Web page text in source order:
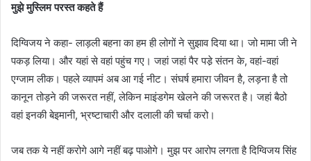
मुझे मुस्लिम परस्त कहते हैं
दिग्विजय ने कहा- लाड़ली बहना का हम ही लोगों ने सुझाव दिया था। जो मामा जी ने
पकड़ लिया। और यहां से वहां पहुंच गए। जहां जहां पैर पडे़ संतन के, वहां-वहां
एग्जाम लीक। पहले व्यापमं अब आ गई नीट। संघर्ष हमारा जीवन है, लड़ना है तो
कानून तोड़ने की जरूरत नहीं, लेकिन माइंडगेम खेलने की जरूरत है। जहां बैठो
वहां इनकी बेइमानी, भ्रष्टाचारी और दलाली की चर्चा करो।
जब तक ये नहीं करोगे आगे नहीं बढ़ पाओगे। मुझ पर आरोप लगता है दिग्विजय सिंह